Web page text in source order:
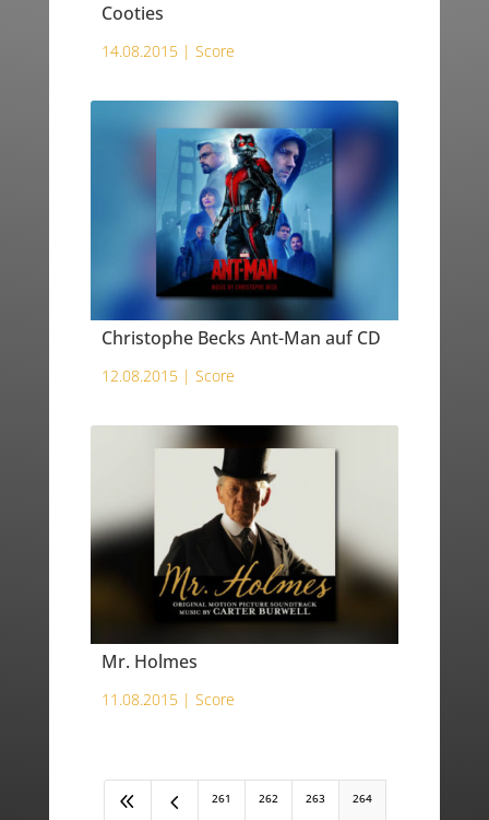
Cooties
14.08.2015 | Score
Christophe Becks Ant-Man auf CD
12.08.2015 | Score
Mr. Holmes
11.08.2015 | Score
8 4 261 262 263 264